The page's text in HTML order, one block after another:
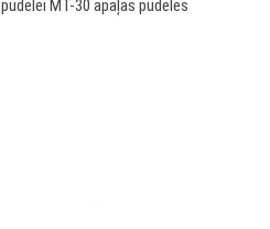
MT-30 apaļas pudeles